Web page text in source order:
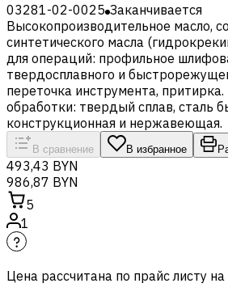
03281-02-0025 Заканчивается
Высокопроизводительное масло,
синтетического масла
для операций: профильное
твердосплавного и
переточка инструмента,
обработки: твердый сплав, сталь
конструкционная и нержавеющая.
В сравнение В избранное
493,43 BYN
986,87 BYN
5
1
Цена рассчитана по прайс листу на